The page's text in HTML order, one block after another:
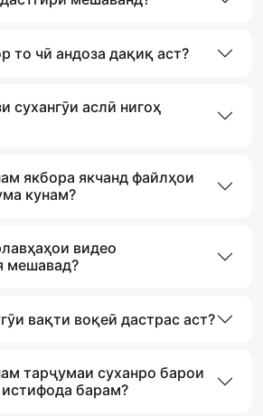
то чӣ андоза дақиқ аст?
сухангӯи аслӣ нигоҳ
якбора якчанд файлҳои
кунам?
видео
мешавад?
вақти воқеӣ дастрас аст?
тарҷумаи суханро барои
барам?